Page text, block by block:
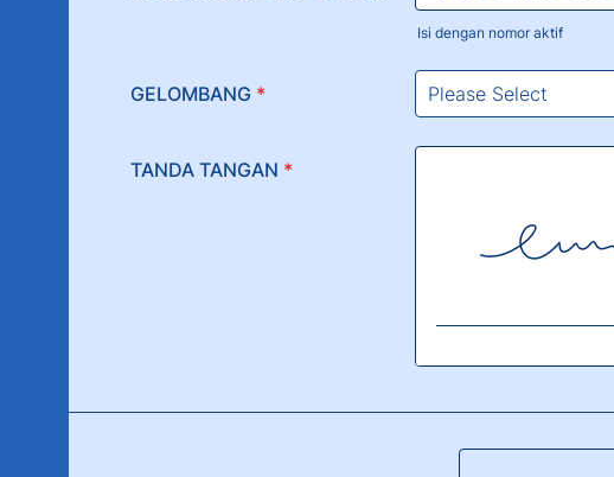
Isi dengan nomor aktif
GELOMBANG *
TANDA TANGAN *